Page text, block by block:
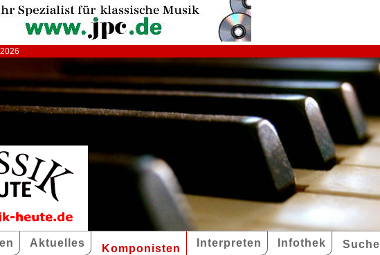
Aktuelles Komponisten Interpreten Infothek Suche